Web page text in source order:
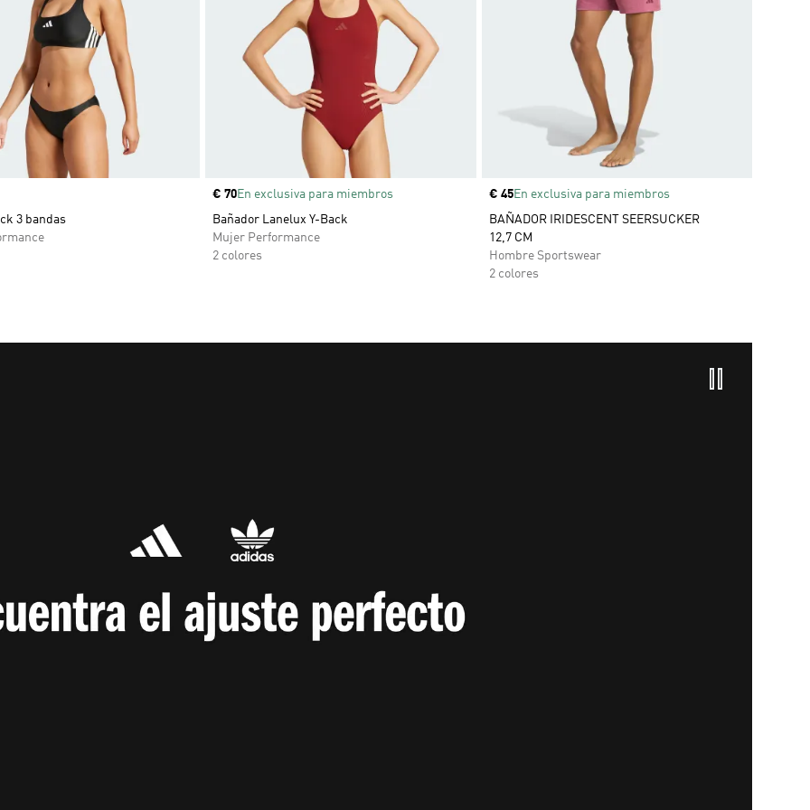
3 bandas
Precio
€ 70En exclusiva para miembros
Bañador Lanelux Y-Back
Mujer Performance
2 colores
Precio
€ 45En exclusiva para miembros
BAÑADOR IRIDESCENT SEERSUCKER
12,7 CM
Hombre Sportswear
2 colores